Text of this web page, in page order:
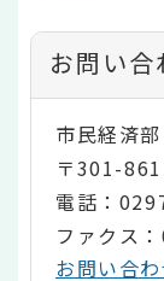
お問い合
市民経済
〒301-
電話：
ファクス
お問い合